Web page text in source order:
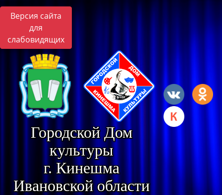
Версия сайта
для
слабовидящих
Городской Дом
культуры
г. Кинешма
Ивановской области